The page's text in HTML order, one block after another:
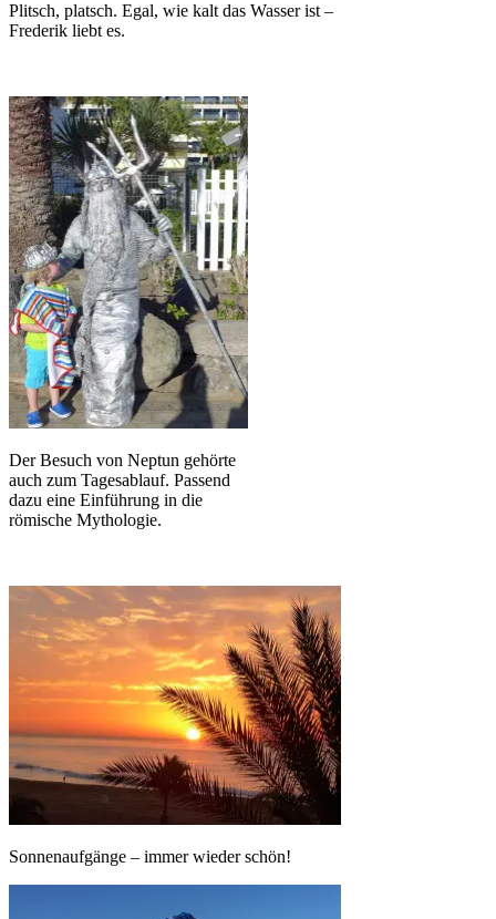
Plitsch, platsch. Egal, wie kalt das Wasser ist –
Frederik liebt es.
Der Besuch von Neptun gehörte
auch zum Tagesablauf. Passend
dazu eine Einführung in die
römische Mythologie.
Sonnenaufgänge – immer wieder schön!